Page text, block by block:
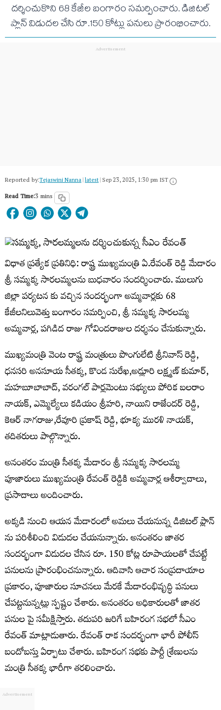
దర్శించుకొని 68 కేజీల బంగారం సమర్పించారు. డిజిటల్
ప్లాన్ విడుదల చేసి రూ.150 కోట్లు పనులు ప్రారంభించారు.
Reported by:Tejaswini Nanna|latest|Sep 23, 2025, 1:30 pm IST
Read Time:3 mins
విధాత ప్రత్యేక ప్రతినిధి: రాష్ట్ర ముఖ్యమంత్రి ఏ.రేవంత్ రెడ్డి మేడారం
శ్రీ సమ్మక్క సారలమ్మలను బుధవారం సందర్శించారు. ములుగు
జిల్లా పర్యటన కు వచ్చిన సందర్భంగా అమ్మవార్లకు 68
కేజీలనిలువెత్తు బంగారం సమర్పించి, శ్రీ సమ్మక్క సారలమ్మ
అమ్మవార్ల, పగిడిద రాజు గోవిందరాజుల దర్శనం చేసుకున్నారు.
ముఖ్యమంత్రి వెంట రాష్ట్ర మంత్రులు పొంగులేటి శ్రీనివాస్ రెడ్డి,
ధనసరి అనసూయ సీతక్క, కొండ సురేఖ,అడ్లూరి లక్ష్మణ్ కుమార్,
మహబూబాబాద్, వరంగల్ పార్లమెంటు సభ్యులు పోరిక బలరాం
నాయక్, ఎమ్మెల్యేలు కడియం శ్రీహరి, నాయిని రాజేందర్ రెడ్డి,
కెఆర్ నాగరాజు,రేవూరి ప్రకాష్ రెడ్డి, భూక్య మురళి నాయక్,
తదితరులు పాల్గొన్నారు.
అనంతరం మంత్రి సీతక్క మేడారం శ్రీ సమ్మక్క సారలమ్మ
పూజారులు ముఖ్యమంత్రి రేవంత్ రెడ్డికి అమ్మవార్ల ఆశీర్వాదాలు,
ప్రసాదాలు అందించారు.
అక్కడి నుంచి ఆయన మేడారంలో అమలు చేయనున్న డిజిటల్ ప్లాన్
ను పరిశీలించి విడుదల చేయనున్నారు. అనంతరం జాతర
సందర్భంగా విడుదల చేసిన రూ. 150 కోట్ల రూపాయలతో చేపట్టే
పనులను ప్రారంభించనున్నారు. ఆదివాసి ఆచార సంప్రదాయాల
ప్రకారం, పూజారుల సూచనలు మేరకే మేడారంభివృద్ధి పనులు
చేపట్టనున్నట్లు స్పష్టం చేశారు. అనంతరం అధికారులతో జాతర
పనుల పై సమీక్షిస్తారు. తదుపరి జరిగే బహిరంగ సభలో సీఎం
రేవంత్ మాట్లాడుతారు. రేవంత్ రాక సందర్భంగా భారీ పోలీస్
బందోబస్తు ఏర్పాటు చేశారు. బహిరంగ సభకు పార్టీ శ్రేణులను
మంత్రి సీతక్క భారీగా తరలించారు.